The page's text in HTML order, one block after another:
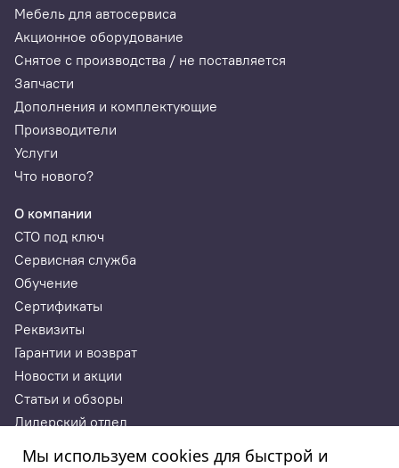
Мебель для автосервиса
Акционное оборудование
Снятое с производства / не поставляется
Запчасти
Дополнения и комплектующие
Производители
Услуги
Что нового?
О компании
СТО под ключ
Сервисная служба
Обучение
Сертификаты
Реквизиты
Гарантии и возврат
Новости и акции
Статьи и обзоры
Дилерский отдел
Мы используем cookies для быстрой и